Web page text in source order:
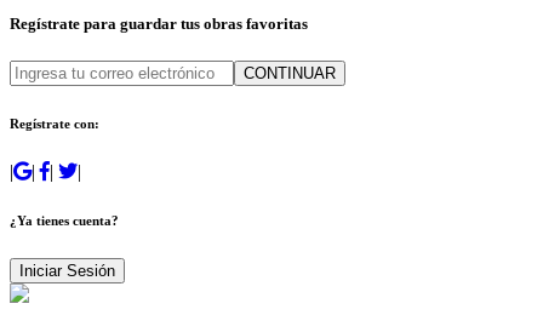
Regístrate para guardar tus obras favoritas
CONTINUAR
Regístrate con:
| | | |
¿Ya tienes cuenta?
Iniciar Sesión